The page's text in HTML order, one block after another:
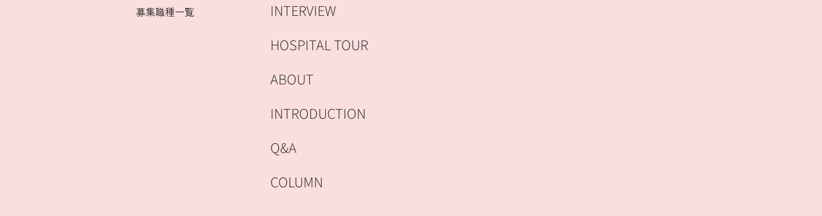
募集職種一覧
INTERVIEW
HOSPITAL TOUR
ABOUT
INTRODUCTION
Q&A
COLUMN